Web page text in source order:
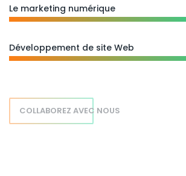
Le marketing numérique
Développement de site Web
COLLABOREZ AVEC NOUS